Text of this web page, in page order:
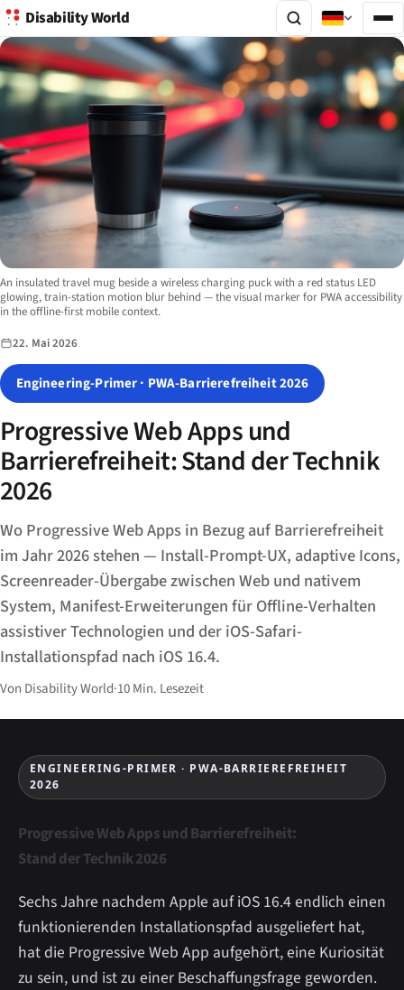
Disability World
Image description:
An insulated travel mug beside a wireless charging puck with a red status LED
glowing, train-station motion blur behind — the visual marker for PWA accessibility
in the offline-first mobile context.
22. Mai 2026
Engineering-Primer · PWA-Barrierefreiheit 2026
Progressive Web Apps und
Barrierefreiheit: Stand der Technik
2026
Wo Progressive Web Apps in Bezug auf Barrierefreiheit
im Jahr 2026 stehen — Install-Prompt-UX, adaptive Icons,
Screenreader-Übergabe zwischen Web und nativem
System, Manifest-Erweiterungen für Offline-Verhalten
assistiver Technologien und der iOS-Safari-
Installationspfad nach iOS 16.4.
Von Disability World·10 Min. Lesezeit
ENGINEERING-PRIMER · PWA-BARRIEREFREIHEIT
2026
Progressive Web Apps und Barrierefreiheit:
Stand der Technik 2026
Sechs Jahre nachdem Apple auf iOS 16.4 endlich einen
funktionierenden Installationspfad ausgeliefert hat,
hat die Progressive Web App aufgehört, eine Kuriosität
zu sein, und ist zu einer Beschaffungsfrage geworden.